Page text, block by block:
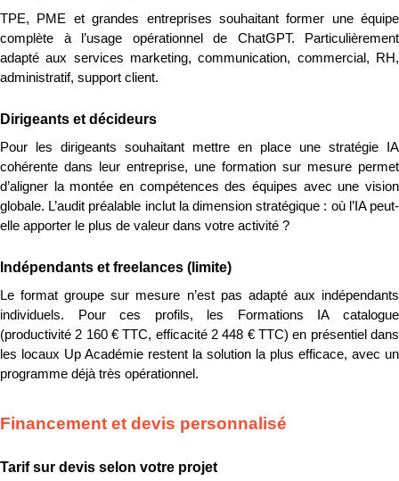
TPE, PME et grandes entreprises souhaitant former une équipe
complète à l’usage opérationnel de ChatGPT. Particulièrement
adapté aux services marketing, communication, commercial, RH,
administratif, support client.
Dirigeants et décideurs
Pour les dirigeants souhaitant mettre en place une stratégie IA
cohérente dans leur entreprise, une formation sur mesure permet
d’aligner la montée en compétences des équipes avec une vision
globale. L’audit préalable inclut la dimension stratégique : où l’IA peut-
elle apporter le plus de valeur dans votre activité ?
Indépendants et freelances (limite)
Le format groupe sur mesure n’est pas adapté aux indépendants
individuels. Pour ces profils, les Formations IA catalogue
(productivité 2 160 € TTC, efficacité 2 448 € TTC) en présentiel dans
les locaux Up Académie restent la solution la plus efficace, avec un
programme déjà très opérationnel.
Financement et devis personnalisé
Tarif sur devis selon votre projet